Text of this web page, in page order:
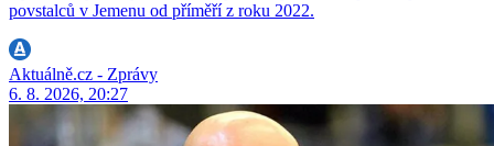
povstalců v Jemenu od příměří z roku 2022.
Aktuálně.cz - Zprávy
6. 8. 2026, 20:27